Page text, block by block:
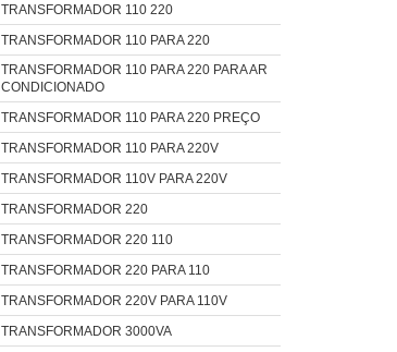
TRANSFORMADOR 110 220
TRANSFORMADOR 110 PARA 220
TRANSFORMADOR 110 PARA 220 PARA AR
CONDICIONADO
TRANSFORMADOR 110 PARA 220 PREÇO
TRANSFORMADOR 110 PARA 220V
TRANSFORMADOR 110V PARA 220V
TRANSFORMADOR 220
TRANSFORMADOR 220 110
TRANSFORMADOR 220 PARA 110
TRANSFORMADOR 220V PARA 110V
TRANSFORMADOR 3000VA